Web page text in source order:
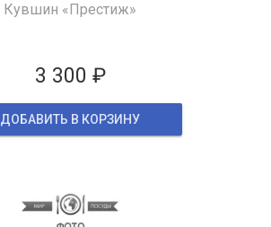
Кувшин «Престиж»
3 300 ₽
ДОБАВИТЬ В КОРЗИНУ